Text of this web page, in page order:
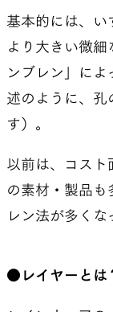
基本的には、い
より大きい微細
ンブレン」によ
述のように、孔
す）。
以前は、コスト
の素材・製品
レン法が多くな
●レイヤーとは